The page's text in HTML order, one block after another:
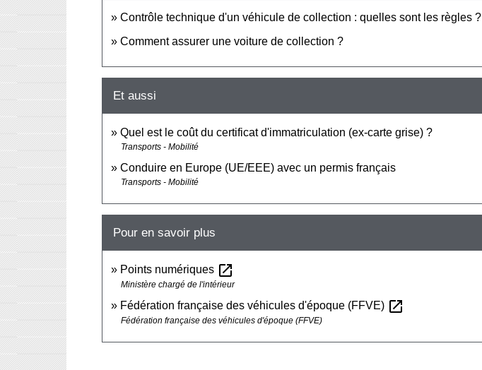
Contrôle technique d'un véhicule de collection : quelles sont les règles ?
Comment assurer une voiture de collection ?
Et aussi
Quel est le coût du certificat d'immatriculation (ex-carte grise) ?
Transports - Mobilité
Conduire en Europe (UE/EEE) avec un permis français
Transports - Mobilité
Pour en savoir plus
Points numériques open_in_new
Ministère chargé de l'intérieur
Fédération française des véhicules d'époque (FFVE) open_in_new
Fédération française des véhicules d'époque (FFVE)